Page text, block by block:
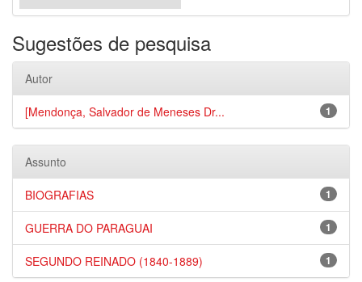
Sugestões de pesquisa
Autor
1
[Mendonça, Salvador de Meneses Dr...
Assunto
1
BIOGRAFIAS
1
GUERRA DO PARAGUAI
1
SEGUNDO REINADO (1840-1889)